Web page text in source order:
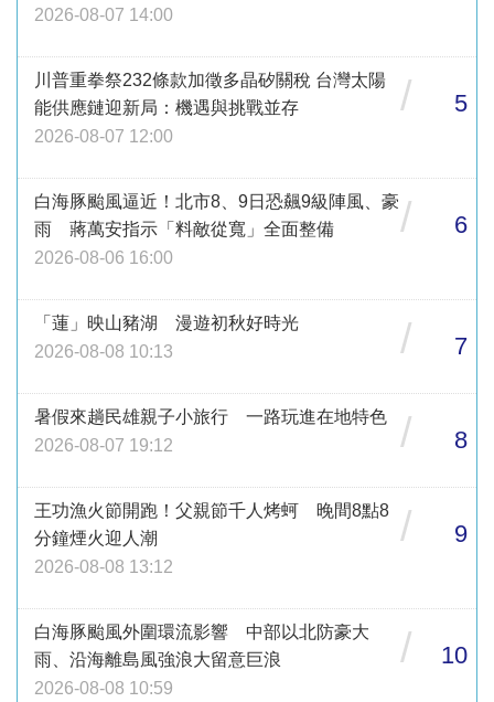
2026-08-07 14:00
川普重拳祭232條款加徵多晶矽關稅 台灣太陽
能供應鏈迎新局：機遇與挑戰並存
2026-08-07 12:00
/ 5
白海豚颱風逼近！北市8、9日恐飆9級陣風、豪
雨 蔣萬安指示「料敵從寬」全面整備
2026-08-06 16:00
/ 6
「蓮」映山豬湖 漫遊初秋好時光
2026-08-08 10:13
/ 7
暑假來趟民雄親子小旅行 一路玩進在地特色
2026-08-07 19:12
/ 8
王功漁火節開跑！父親節千人烤蚵 晚間8點8
分鐘煙火迎人潮
2026-08-08 13:12
/ 9
白海豚颱風外圍環流影響 中部以北防豪大
雨、沿海離島風強浪大留意巨浪
2026-08-08 10:59
/ 10